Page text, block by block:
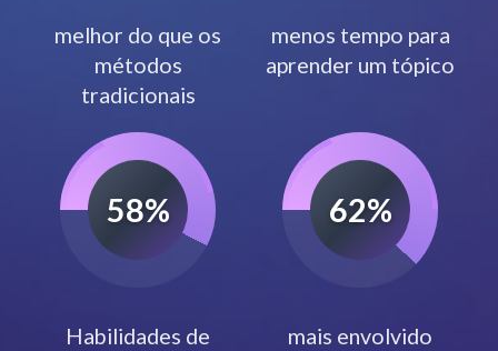
melhor do que os
métodos
tradicionais
menos tempo para
aprender um tópico
60%
Habilidades de
70%
mais envolvido